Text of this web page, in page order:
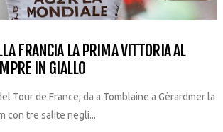
FRANCIA LA PRIMA VITTORIA AL
IN GIALLO
Tour de France, da a Tomblaine a Gèrardmer la
con tre salite negli...